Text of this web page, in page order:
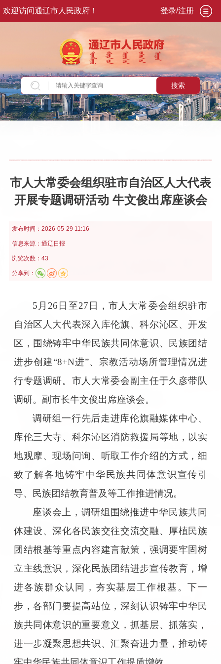
欢迎访问通辽市人民政府！ 登录/注册
搜索
当前位置：首页>政务公开>市政府>市政府领
市人大常委会组织驻市自治区人大代表
开展专题调研活动 牛文俊出席座谈会
发布时间： 2026-05-29 11:16
信息来源： 通辽日报
浏览次数：43
分享到：
5月26日至27日，市人大常委会组织驻市
自治区人大代表深入库伦旗、科尔沁区、开发
区，围绕铸牢中华民族共同体意识、民族团结
进步创建“8+N进”、宗教活动场所管理情况进
行专题调研。市人大常委会副主任于久彦带队
调研。副市长牛文俊出席座谈会。
调研组一行先后走进库伦旗融媒体中心、
库伦三大寺、科尔沁区消防救援局等地，以实
地观摩、现场问询、听取工作介绍的方式，细
致了解各地铸牢中华民族共同体意识宣传引
导、民族团结教育普及等工作推进情况。
座谈会上，调研组围绕推进中华民族共同
体建设、深化各民族交往交流交融、厚植民族
团结根基等重点内容建言献策，强调要牢固树
立主线意识，深化民族团结进步宣传教育，增
进各族群众认同，夯实基层工作根基。下一
步，各部门要提高站位，深刻认识铸牢中华民
族共同体意识的重要意义，抓基层、抓落实，
进一步凝聚思想共识、汇聚奋进力量，推动铸